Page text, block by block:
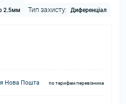
2.5мм Тип захисту: Диференціал
Нова Пошта по тарифам перевізника